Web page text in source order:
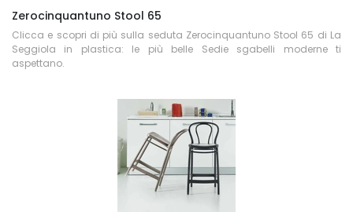
Zerocinquantuno Stool 65
Clicca e scopri di più sulla seduta Zerocinquantuno Stool 65 di La
Seggiola in plastica: le più belle Sedie sgabelli moderne ti
aspettano.